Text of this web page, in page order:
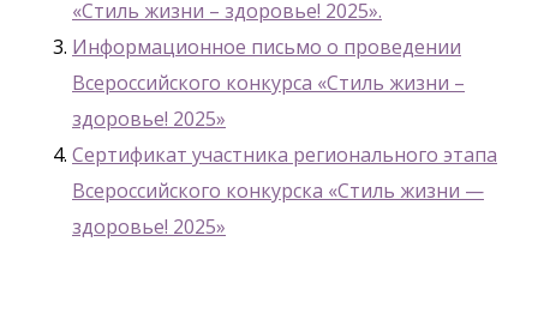
«Стиль жизни – здоровье! 2025».
Информационное письмо о проведении
Всероссийского конкурса «Стиль жизни –
здоровье! 2025»
Сертификат участника регионального этапа
Всероссийского конкурска «Стиль жизни —
здоровье! 2025»